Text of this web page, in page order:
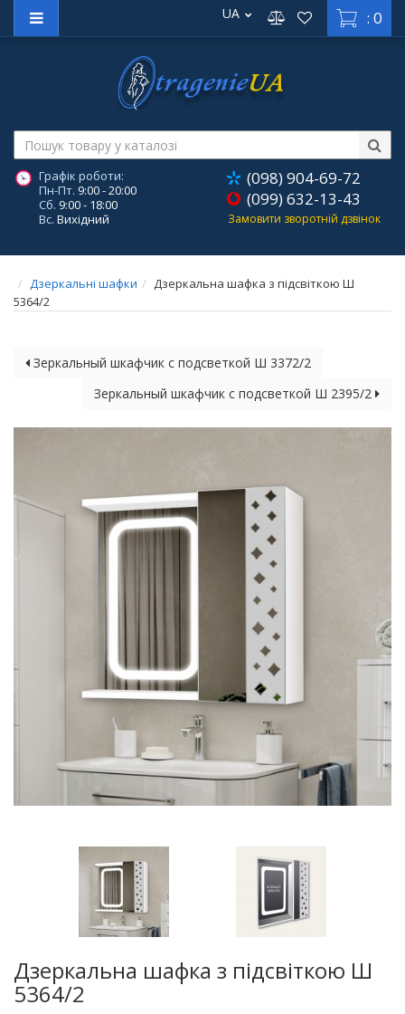
: 0
UA
Графік роботи:
Пн-Пт. 9:00 - 20:00
Сб. 9:00 - 18:00
Вс. Вихідний
(098) 904-69-72
(099) 632-13-43
Замовити зворотній дзвінок
Дзеркальні шафки
Дзеркальна шафка з підсвіткою Ш
5364/2
Зеркальный шкафчик с подсветкой Ш 3372/2
Зеркальный шкафчик с подсветкой Ш 2395/2
Дзеркальна шафка з підсвіткою Ш
5364/2